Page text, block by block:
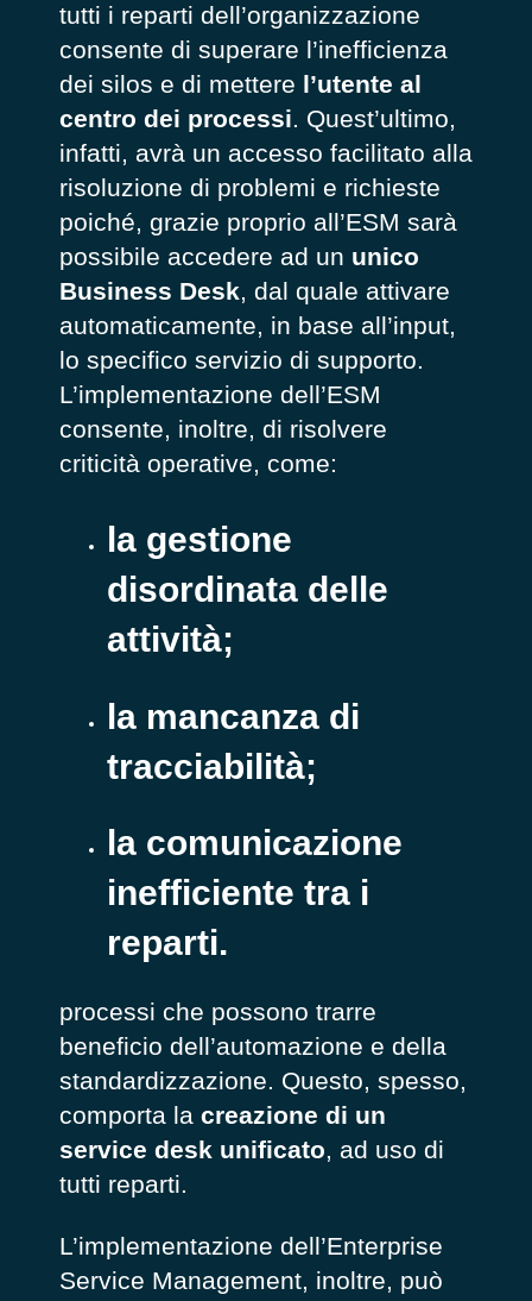
tutti i reparti dell’organizzazione
consente di superare l’inefficienza
dei silos e di mettere l’utente al
centro dei processi. Quest’ultimo,
infatti, avrà un accesso facilitato alla
risoluzione di problemi e richieste
poiché, grazie proprio all’ESM sarà
possibile accedere ad un unico
Business Desk, dal quale attivare
automaticamente, in base all’input,
lo specifico servizio di supporto.
L’implementazione dell’ESM
consente, inoltre, di risolvere
criticità operative, come:
la gestione
disordinata delle
attività;
la mancanza di
tracciabilità;
la comunicazione
inefficiente tra i
reparti.
processi che possono trarre
beneficio dell’automazione e della
standardizzazione. Questo, spesso,
comporta la creazione di un
service desk unificato, ad uso di
tutti reparti.
L’implementazione dell’Enterprise
Service Management, inoltre, può